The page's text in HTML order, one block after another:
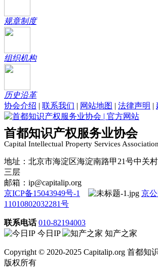
规章制度
组织机构
历史沿革
协会介绍
联系我们 网站地图 法律声明
首都知识产权服务业协会
Capital Intellectual Property Services
地址：北京市海淀区海淀南路甲21号中关
三层
邮箱：ip@capitalip.org
京ICP备15043949号-1
京
11010802032281号
联系电话 010-82194003
今日IP
知产之家
Copyright © 2020-2025 Capitalip.org 首都知
版权所有